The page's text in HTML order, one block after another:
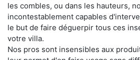
les combles, ou dans les hauteurs,
incontestablement capables
le but de faire déguerpir tous ces
votre villa.
Nos pros sont insensibles aux